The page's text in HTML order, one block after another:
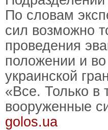
По словам
сил возможно
проведения
положении и
украинской
«Все. Только в
вооруженные
golos.ua